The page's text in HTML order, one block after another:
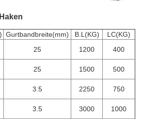
Gurtbandbreite(mm) B.L(KG)
LC(KG)
25 1200
400
25 1500
500
3.5 2250
750
3.5 3000
1000